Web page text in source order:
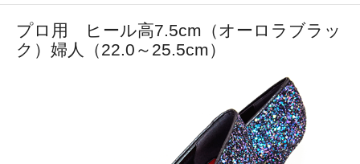
プロ用 ヒール高7.5cm（オーロラブラッ
ク）婦人（22.0～25.5cm）